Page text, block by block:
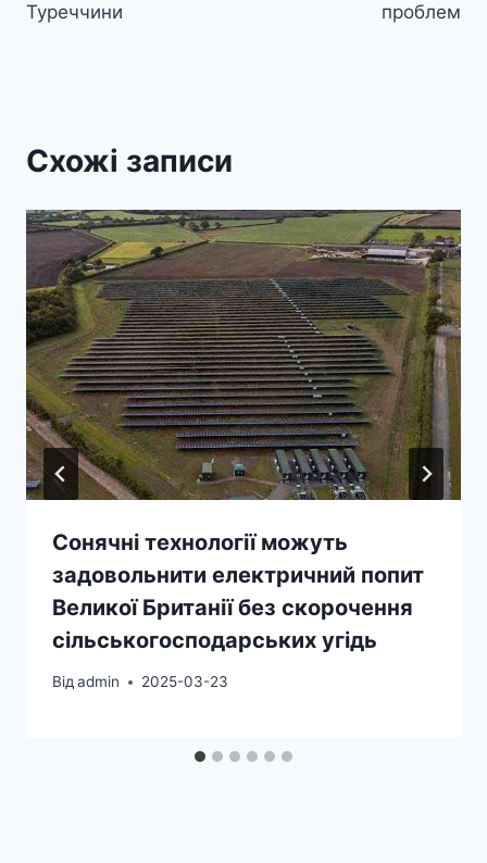
Туреччини
проблем
Схожі записи
Сонячні технології можуть
задовольнити електричний попит
Великої Британії без скорочення
сільськогосподарських угідь
Відadmin 2025-03-23